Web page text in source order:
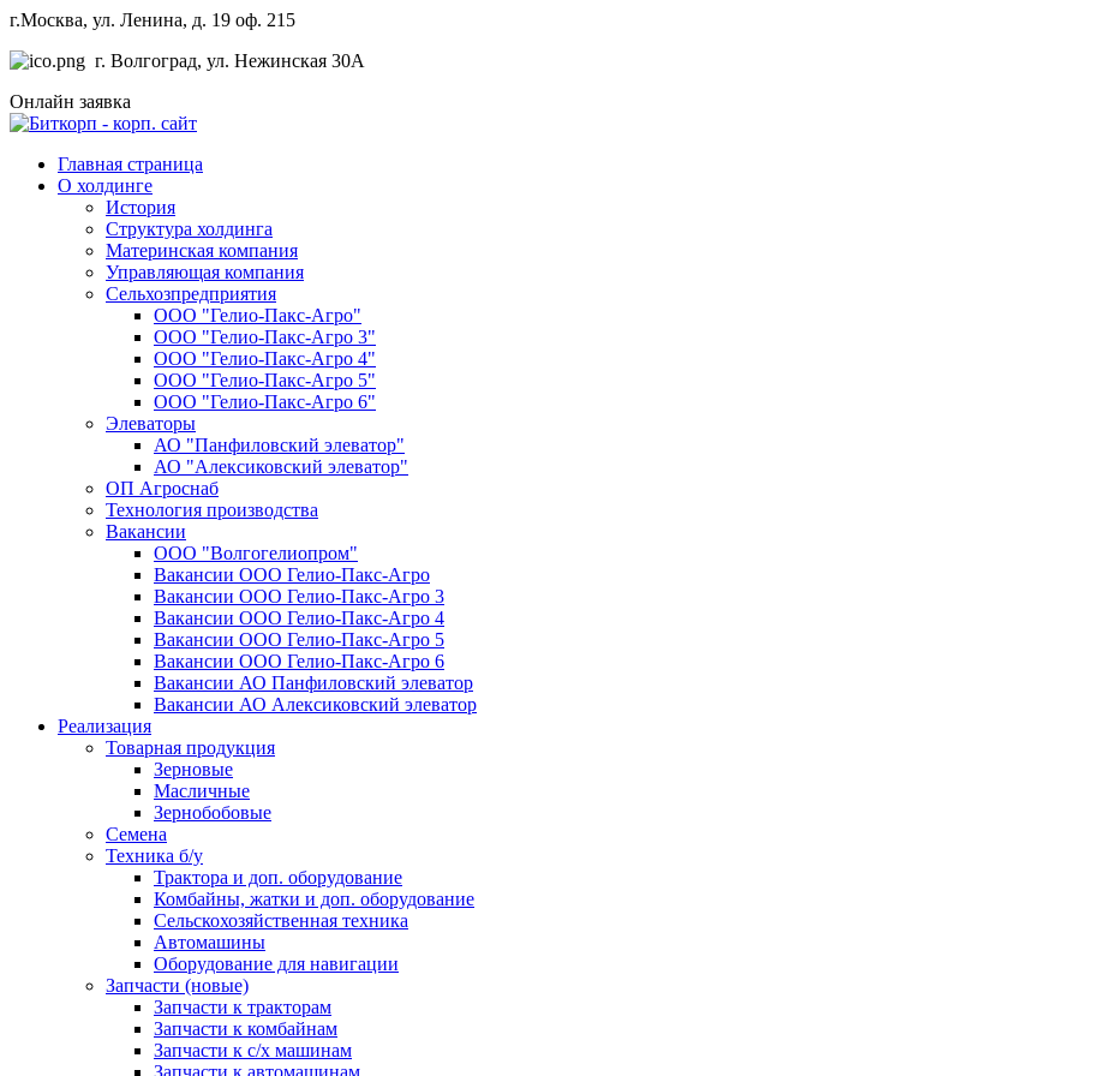
г.Москва, ул. Ленина, д. 19 оф. 215
г. Волгоград, ул. Нежинская 30А
Онлайн заявка
Главная страница
О холдинге
История
Структура холдинга
Материнская компания
Управляющая компания
Сельхозпредприятия
ООО "Гелио-Пакс-Агро"
ООО "Гелио-Пакс-Агро 3"
ООО "Гелио-Пакс-Агро 4"
ООО "Гелио-Пакс-Агро 5"
ООО "Гелио-Пакс-Агро 6"
Элеваторы
АО "Панфиловский элеватор"
АО "Алексиковский элеватор"
ОП Агроснаб
Технология производства
Вакансии
ООО "Волгогелиопром"
Вакансии ООО Гелио-Пакс-Агро
Вакансии ООО Гелио-Пакс-Агро 3
Вакансии ООО Гелио-Пакс-Агро 4
Вакансии ООО Гелио-Пакс-Агро 5
Вакансии ООО Гелио-Пакс-Агро 6
Вакансии АО Панфиловский элеватор
Вакансии АО Алексиковский элеватор
Реализация
Товарная продукция
Зерновые
Масличные
Зернобобовые
Семена
Техника б/у
Трактора и доп. оборудование
Комбайны, жатки и доп. оборудование
Сельскохозяйственная техника
Автомашины
Оборудование для навигации
Запчасти (новые)
Запчасти к тракторам
Запчасти к комбайнам
Запчасти к с/х машинам
Запчасти к автомашинам